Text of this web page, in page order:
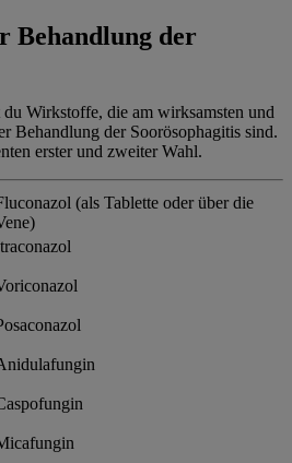
Behandlung der
Wirkstoffe, die am wirksamsten und
Behandlung der Soorösophagitis sind.
erster und zweiter Wahl.
(als Tablette oder über die